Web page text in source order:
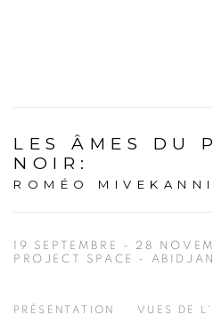
LES ÂMES DU
NOIR :
ROMÉO
19 SEPTEMBRE - 28
PROJECT SPACE -
PRÉSENTATION
VUES DE